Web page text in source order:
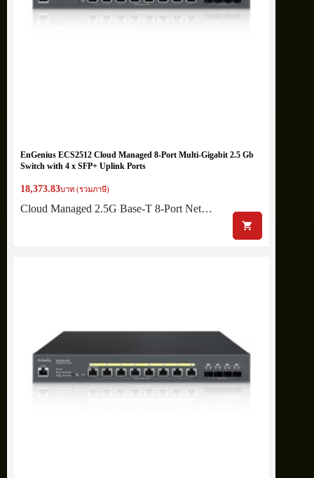
EnGenius ECS2512 Cloud Managed 8-Port Multi-Gigabit 2.5 Gb
Switch with 4 x SFP+ Uplink Ports
18,373.83บาท (รวมภาษี)
Cloud Managed 2.5G Base-T 8-Port Net…